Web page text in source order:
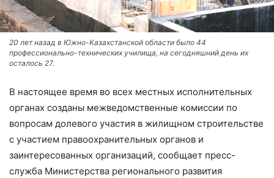
20 лет назад в Южно-Казахстанской области было 44
профессионально-технических училища, на сегодняшний день их
осталось 27.
В настоящее время во всех местных исполнительных
органах созданы межведомственные комиссии по
вопросам долевого участия в жилищном строительстве
с участием правоохранительных органов и
заинтересованных организаций, сообщает пресс-
служба Министерства регионального развития